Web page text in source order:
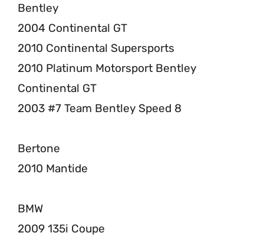
Bentley
2004 Continental GT
2010 Continental Supersports
2010 Platinum Motorsport Bentley
Continental GT
2003 #7 Team Bentley Speed 8
Bertone
2010 Mantide
BMW
2009 135i Coupe